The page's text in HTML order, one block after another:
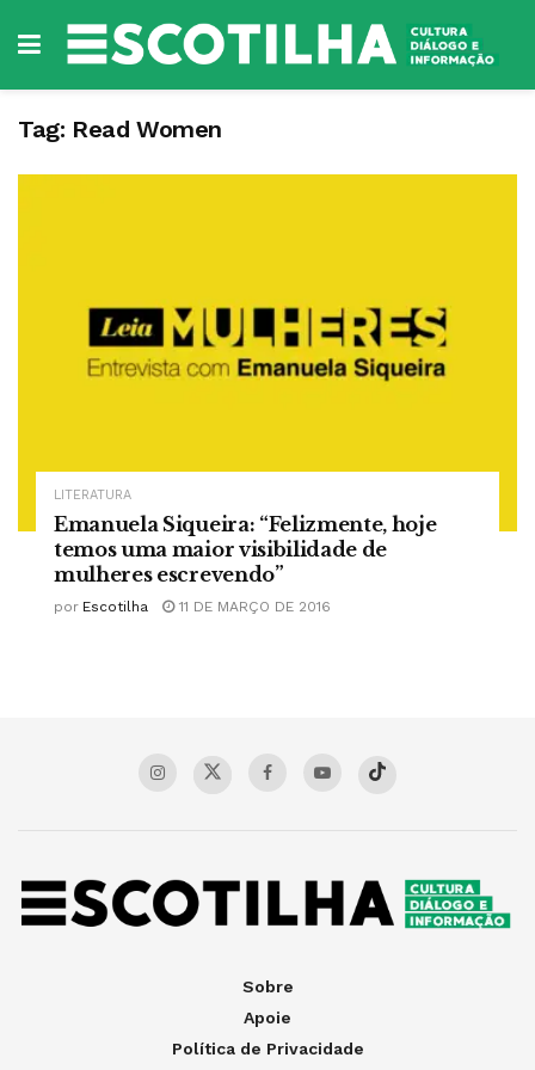
Tag: Read Women
LITERATURA
Emanuela Siqueira: “Felizmente, hoje
temos uma maior visibilidade de
mulheres escrevendo”
por Escotilha 11 DE MARÇO DE 2016
Sobre
Apoie
Política de Privacidade